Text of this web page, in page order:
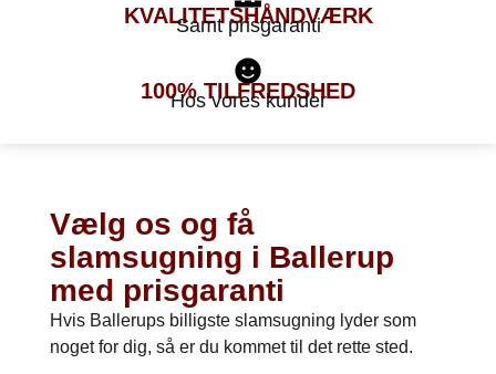
KVALITETSHÅNDVÆRK
Samt prisgaranti
100%TILFREDSHED
Hos vores kunder
Vælg os og få
slamsugning i Ballerup
med prisgaranti
Hvis Ballerups billigste slamsugning lyder som
noget for dig, så er du kommet til det rette sted.